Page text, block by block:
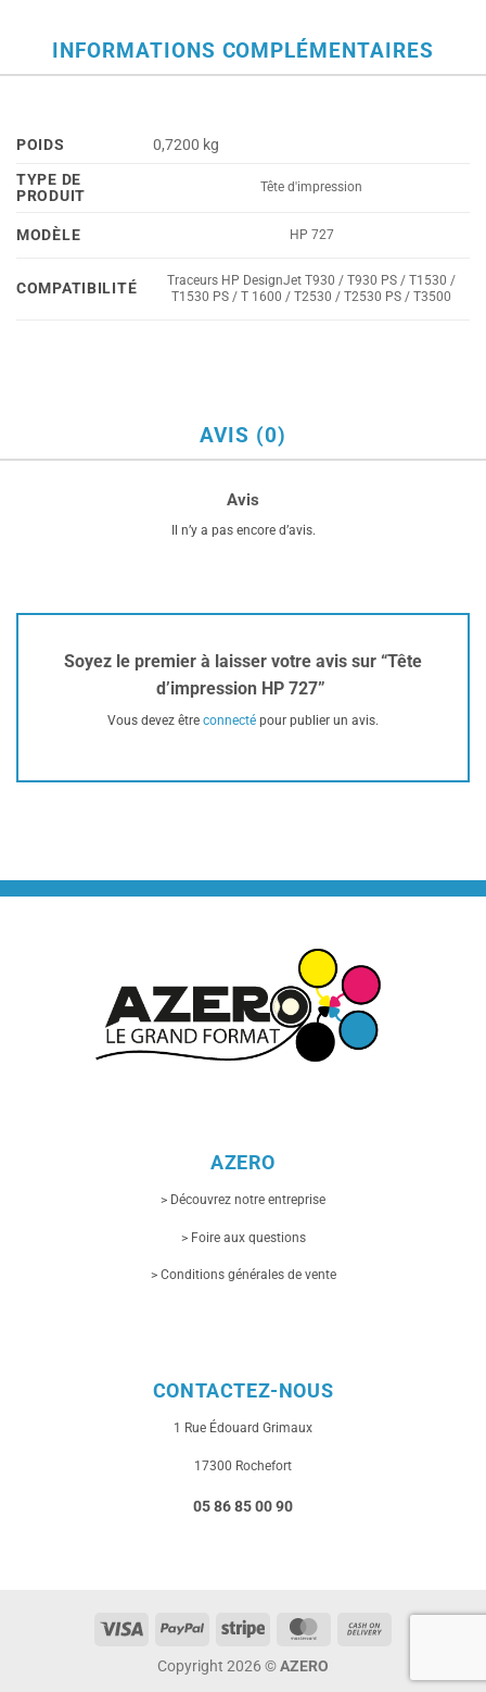
INFORMATIONS COMPLÉMENTAIRES
POIDS
0,7200 kg
TYPE DE
PRODUIT
Tête d'impression
MODÈLE HP 727
COMPATIBILITÉ
Traceurs HP DesignJet T930 / T930 PS / T1530 /
T1530 PS / T 1600 / T2530 / T2530 PS / T3500
AVIS (0)
Avis
Il n’y a pas encore d’avis.
Soyez le premier à laisser votre avis sur “Tête
d’impression HP 727”
Vous devez être connecté pour publier un avis.
AZERO
> Découvrez notre entreprise
> Foire aux questions
> Conditions générales de vente
CONTACTEZ-NOUS
1 Rue Édouard Grimaux
17300 Rochefort
05 86 85 00 90
Visa PayPal Stripe MasterCard
Delivery
Copyright 2026 ©AZERO